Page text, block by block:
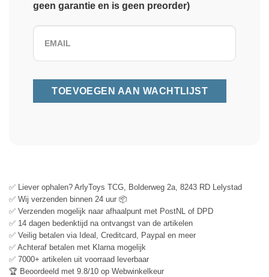
geen garantie en is geen preorder)
✅ Liever ophalen? ArlyToys TCG, Bolderweg 2a, 8243 RD Lelystad
✅ Wij verzenden binnen 24 uur 📦
✅ Verzenden mogelijk naar afhaalpunt met PostNL of DPD
✅ 14 dagen bedenktijd na ontvangst van de artikelen
✅ Veilig betalen via Ideal, Creditcard, Paypal en meer
✅ Achteraf betalen met Klarna mogelijk
✅ 7000+ artikelen uit voorraad leverbaar
🏆 Beoordeeld met 9.8/10 op Webwinkelkeur